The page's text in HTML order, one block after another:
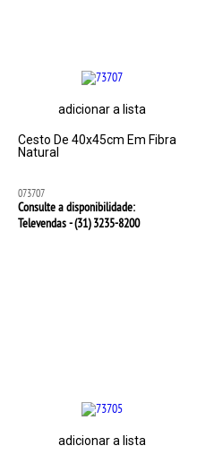
adicionar a lista
Cesto De 40x45cm Em Fibra
Natural
073707
Consulte a disponibilidade:
Televendas - (31)3235-8200
adicionar a lista